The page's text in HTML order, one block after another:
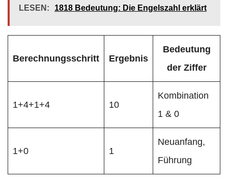
LESEN: 1818 Bedeutung: Die Engelszahl erklärt
Berechnungsschritt Ergebnis
Bedeutung
der Ziffer
1+4+1+4 10
Kombination
1 & 0
1+0 1
Neuanfang,
Führung